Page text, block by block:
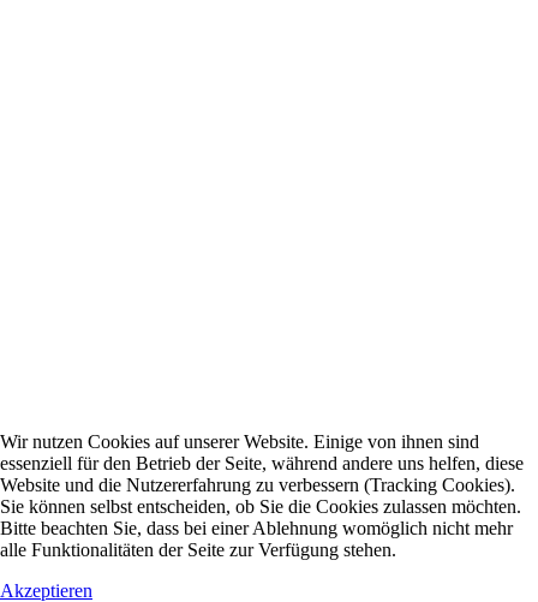
Wir nutzen Cookies auf unserer Website. Einige von ihnen sind
essenziell für den Betrieb der Seite, während andere uns helfen, diese
Website und die Nutzererfahrung zu verbessern (Tracking Cookies).
Sie können selbst entscheiden, ob Sie die Cookies zulassen möchten.
Bitte beachten Sie, dass bei einer Ablehnung womöglich nicht mehr
alle Funktionalitäten der Seite zur Verfügung stehen.
Akzeptieren